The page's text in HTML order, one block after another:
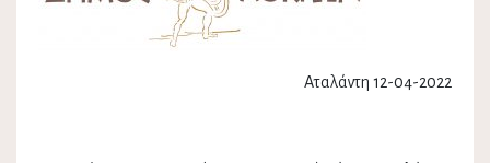
Αταλάντη 12-04-2022